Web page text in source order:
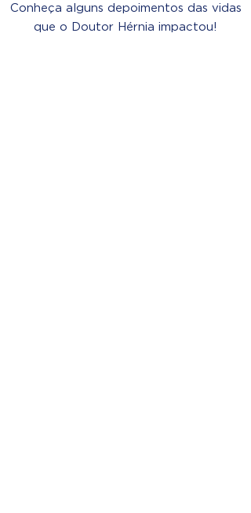
Conheça alguns depoimentos das vidas
que o Doutor Hérnia impactou!